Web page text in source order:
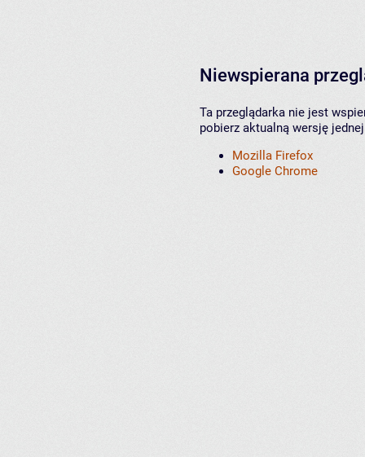
Niewspierana
Ta przeglądarka nie jest
pobierz aktualną wersję
Mozilla Firefox
Google Chrome